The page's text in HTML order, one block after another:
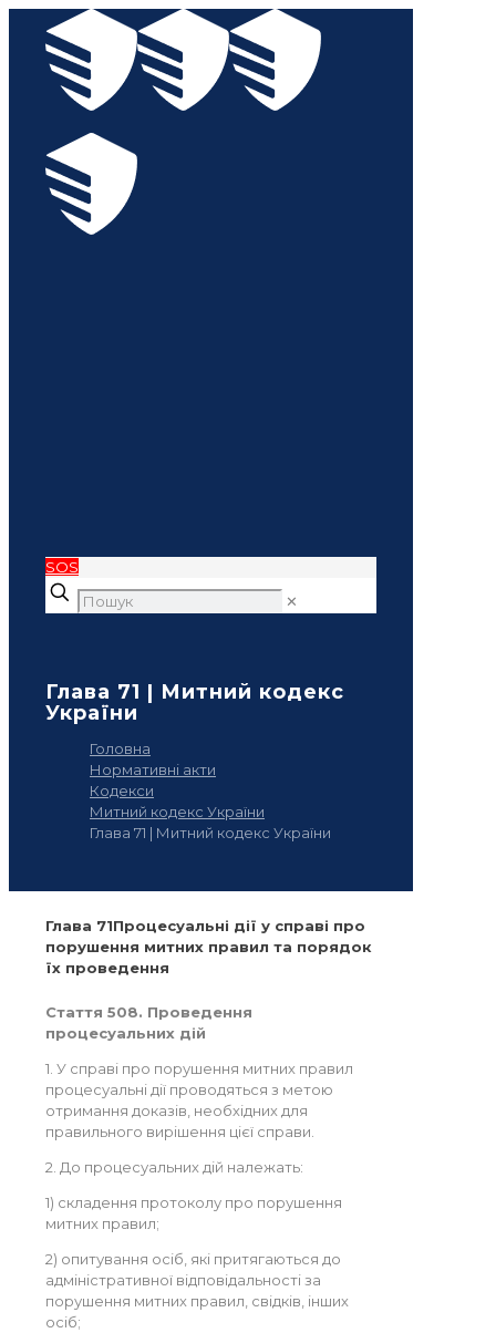
SOS
✕
Глава 71 | Митний кодекс
України
Головна
Нормативні акти
Кодекси
Митний кодекс України
Глава 71 | Митний кодекс України
Глава 71Процесуальні дії у справі про
порушення митних правил та порядок
їх проведення
Стаття 508. Проведення
процесуальних дій
1. У справі про порушення митних правил
процесуальні дії проводяться з метою
отримання доказів, необхідних для
правильного вирішення цієї справи.
2. До процесуальних дій належать:
1) складення протоколу про порушення
митних правил;
2) опитування осіб, які притягаються до
адміністративної відповідальності за
порушення митних правил, свідків, інших
осіб;